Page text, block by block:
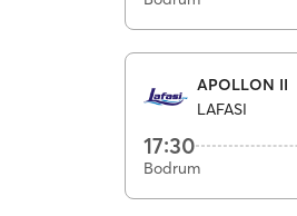
APOLLON II
LAFASI
17:30
Bodrum